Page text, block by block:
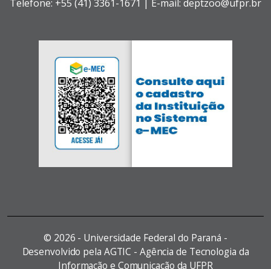
Telefone: +55 (41) 3361-1671 | E-mail: deptzoo@ufpr.br
© 2026 - Universidade Federal do Paraná -
Desenvolvido pela AGTIC - Agência de Tecnologia da
Informação e Comunicação da UFPR